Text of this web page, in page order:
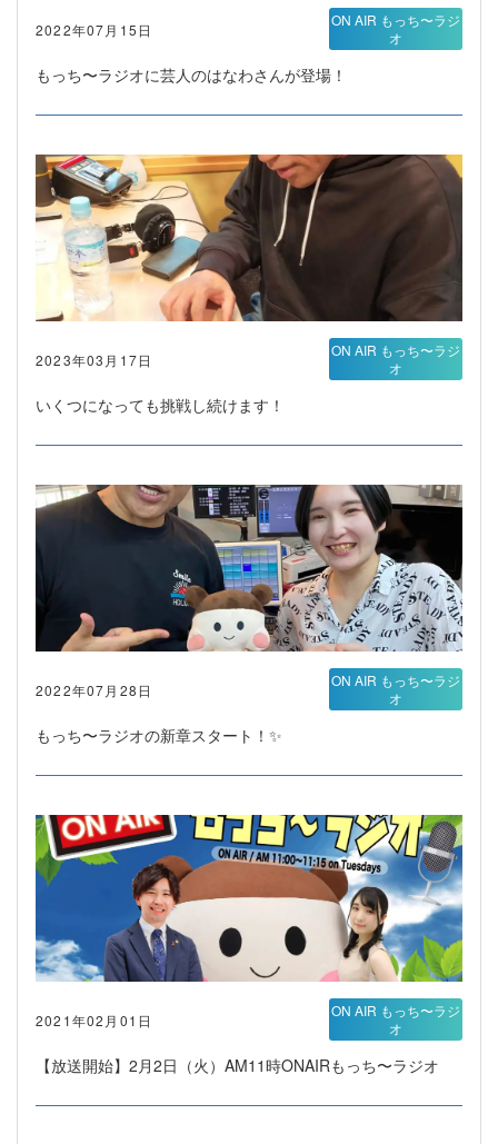
2022年07月15日
もっち〜ラジオに芸人のはなわさんが登場！
ON AIR もっち〜ラジ
オ
2023年03月17日
いくつになっても挑戦し続けます！
ON AIR もっち〜ラジ
オ
2022年07月28日
もっち〜ラジオの新章スタート！✨
ON AIR もっち〜ラジ
オ
2021年02月01日
【放送開始】2月2日（火）AM11時ONAIRもっち〜ラジオ
ON AIR もっち〜ラジ
オ